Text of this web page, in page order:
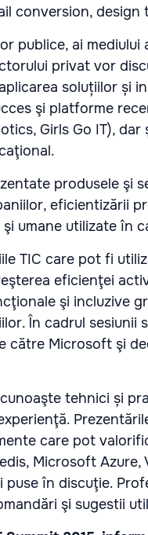
conversion, design
publice, ai mediului
privat vor
soluțiilor și
şi platforme
Girls Go IT),
produsele şi
eficientizării
umane utilizate în
TIC care pot fi
eficienţei
şi incluzive
În cadrul sesiunii
către Microsoft şi
tehnici și
care pot
Microsoft Azure,
în discuţie.
şi sugestii